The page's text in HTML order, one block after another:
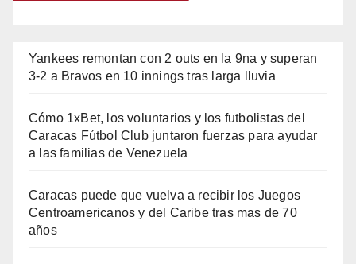
Yankees remontan con 2 outs en la 9na y superan
3-2 a Bravos en 10 innings tras larga lluvia
Cómo 1xBet, los voluntarios y los futbolistas del
Caracas Fútbol Club juntaron fuerzas para ayudar
a las familias de Venezuela
Caracas puede que vuelva a recibir los Juegos
Centroamericanos y del Caribe tras mas de 70
años